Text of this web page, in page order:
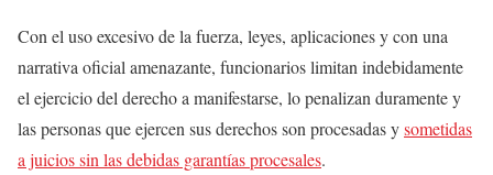
Con el uso excesivo de la fuerza, leyes, aplicaciones y con una
narrativa oficial amenazante, funcionarios limitan indebidamente
el ejercicio del derecho a manifestarse, lo penalizan duramente y
las personas que ejercen sus derechos son procesadas ysometidas
a juicios sin las debidas garantías procesales.